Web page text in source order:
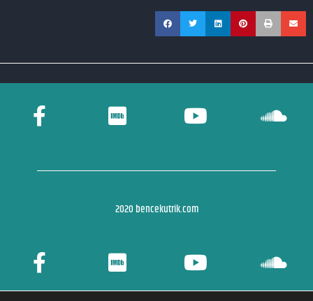
2020 bencekutrik.com